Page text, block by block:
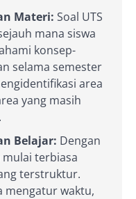
Materi: Soal UTS
mana siswa
konsep-
selama semester
area
yang masih
Belajar: Dengan
mulai terbiasa
terstruktur.
mengatur waktu,